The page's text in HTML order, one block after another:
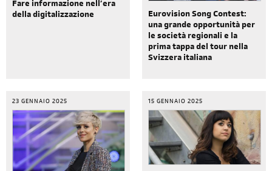
Fare informazione nell’era
della digitalizzazione
Eurovision Song Contest:
una grande opportunità per
le società regionali e la
prima tappa del tour nella
Svizzera italiana
23 GENNAIO 2025 15 GENNAIO 2025